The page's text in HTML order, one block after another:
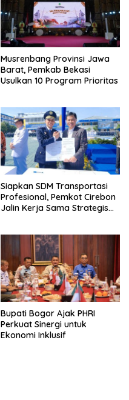
Musrenbang Provinsi Jawa
Barat, Pemkab Bekasi
Usulkan 10 Program Prioritas
Siapkan SDM Transportasi
Profesional, Pemkot Cirebon
Jalin Kerja Sama Strategis
Bupati Bogor Ajak PHRI
Perkuat Sinergi untuk
Ekonomi Inklusif